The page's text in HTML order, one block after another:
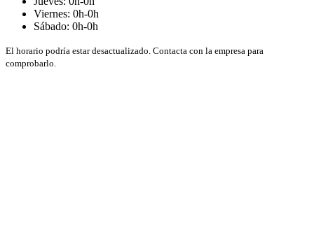
Viernes: 0h-0h
Sábado: 0h-0h
El horario podría estar desactualizado. Contacta con la empresa para
comprobarlo.